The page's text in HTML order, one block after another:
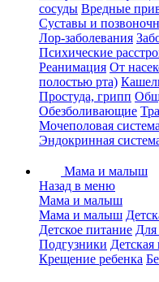
сосуды Вредные
Суставы и
Лор-заболевания
Психические
Реанимация От
полостью рта)
Простуда, грипп
Обезболивающие
Мочеполовая система
Эндокринная
Мама и малыш
Назад в меню
Мама и малыш
Мама и малыш
Детское питание
Подгузники Детская
Крещение ребенка